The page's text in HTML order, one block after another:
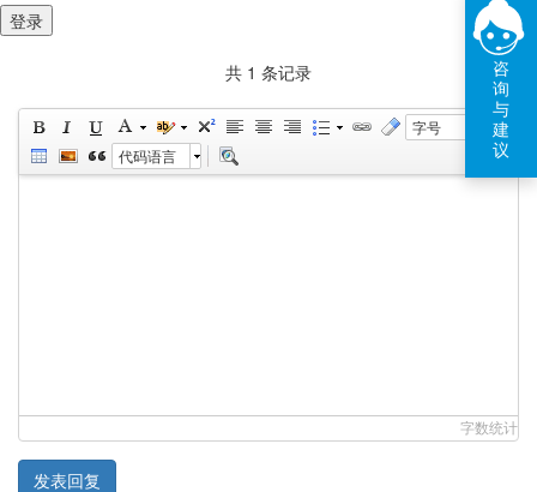
登录
共 1 条记录
字号
代码语言
字数统计
发表回复
咨
询
与
建
议